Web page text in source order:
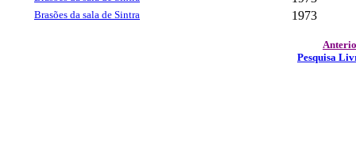
Brasões da sala de Sintra 1973
Pesquisa